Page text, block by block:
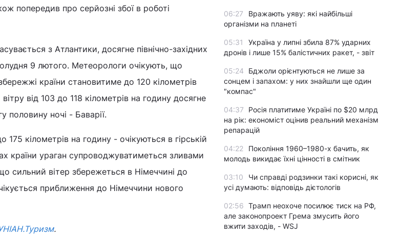
попередив про серйозні збої в роботі
з Атлантики, досягне північно-західних
9 лютого. Метеорологи очікують, що
країни становитиме до 120 кілометрів
від 103 до 118 кілометрів на годину досягне
половину ночі - Баварії.
175 кілометрів на годину - очікуються в гірській
країни ураган супроводжуватиметься зливами
сильний вітер збережеться в Німеччині до
приближення до Німеччини нового
.
06:27
Вражають уяву: які найбільші
організми на планеті
05:31
Україна у липні збила 87% ударних
дронів і лише 15% балістичних ракет, - звіт
05:24
Бджоли орієнтуються не лише за
сонцем і запахом: у них знайшли ще один
"компас"
04:37
Росія платитиме Україні по $20 млрд
на рік: економіст оцінив реальний механізм
репарацій
04:22
Покоління 1960–1980-х бачить, як
молодь викидає їхні цінності в смітник
03:10
Чи справді родзинки такі корисні, як
усі думають: відповідь дієтологів
02:56 Трамп неохоче посилює тиск на РФ,
але законопроект Грема змусить його
вжити заходів, - WSJ